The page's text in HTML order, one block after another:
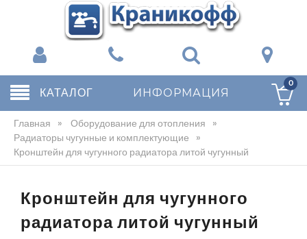
КАТАЛОГ ИНФОРМАЦИЯ
0
Главная » Оборудование для отопления »
Радиаторы чугунные и комплектующие »
Кронштейн для чугунного радиатора литой чугунный
Кронштейн для чугунного
радиатора литой чугунный